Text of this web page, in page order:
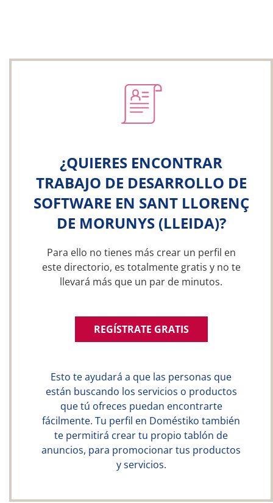
¿QUIERES ENCONTRAR
TRABAJO DE DESARROLLO DE
SOFTWARE EN SANT LLORENÇ
DE MORUNYS (LLEIDA)?
Para ello no tienes más crear un perfil en
este directorio, es totalmente gratis y no te
llevará más que un par de minutos.
REGÍSTRATE GRATIS
Esto te ayudará a que las personas que
están buscando los servicios o productos
que tú ofreces puedan encontrarte
fácilmente. Tu perfil en Doméstiko también
te permitirá crear tu propio tablón de
anuncios, para promocionar tus productos
y servicios.